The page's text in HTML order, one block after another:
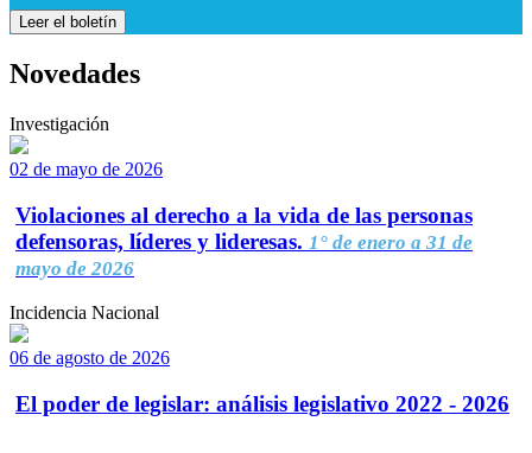
Leer el boletín
Novedades
Investigación
02 de mayo de 2026
Violaciones al derecho a la vida de las personas
defensoras, líderes y lideresas. 1° de enero a 31 de
mayo de 2026
Incidencia Nacional
06 de agosto de 2026
El poder de legislar: análisis legislativo 2022 - 2026